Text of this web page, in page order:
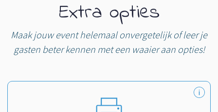
Extra opties
Maak jouw event helemaal onvergetelijk of leer je
gasten beter kennen met een waaier aan opties!